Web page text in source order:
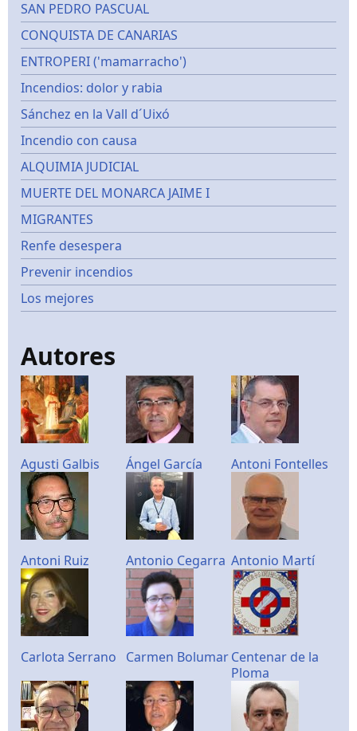
SAN PEDRO PASCUAL
CONQUISTA DE CANARIAS
ENTROPERI ('mamarracho')
Incendios: dolor y rabia
Sánchez en la Vall d´Uixó
Incendio con causa
ALQUIMIA JUDICIAL
MUERTE DEL MONARCA JAIME I
MIGRANTES
Renfe desespera
Prevenir incendios
Los mejores
Autores
Agusti Galbis Ángel García Antoni Fontelles
Antoni Ruiz Antonio Cegarra Antonio Martí
Carlota Serrano Carmen BolumarCentenar de la
Ploma